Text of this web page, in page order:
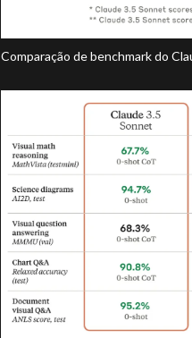
Comparação de benchmark do